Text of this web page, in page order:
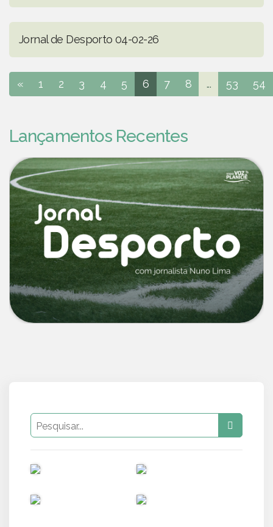
Jornal de Desporto 04-02-26
« 1 2 3 4 5 6 7 8 ... 53 54
Lançamentos Recentes